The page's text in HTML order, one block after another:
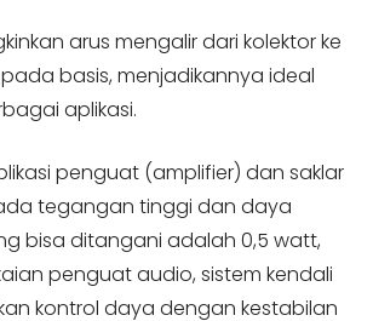
arus mengalir dari kolektor ke
basis, menjadikannya ideal
aplikasi.
penguat (amplifier) dan saklar
tegangan tinggi dan daya
bisa ditangani adalah 0,5 watt,
penguat audio, sistem kendali
kontrol daya dengan kestabilan